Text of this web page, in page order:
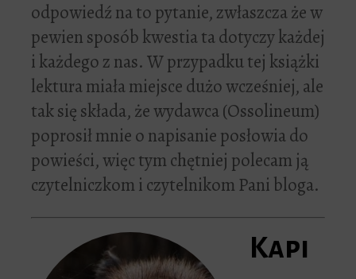
odpowiedź na to pytanie, zwłaszcza że w
pewien sposób kwestia ta dotyczy każdej
i każdego z nas. W przypadku tej książki
lektura miała miejsce dużo wcześniej, ale
tak się składa, że wydawca (Ossolineum)
poprosił mnie o napisanie posłowia do
powieści, więc tym chętniej polecam ją
czytelniczkom i czytelnikom Pani bloga.
Kapi